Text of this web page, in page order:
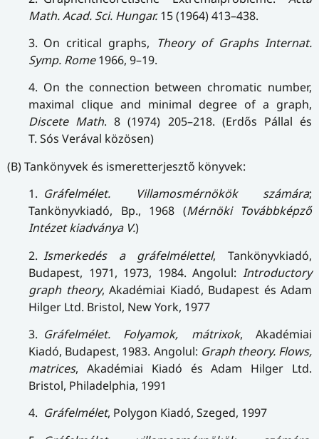
Math. Acad. Sci. Hungar. 15(1964) 413–438.
3. On critical graphs, Theory of Graphs Internat.
Symp. Rome1966, 9–19.
4. On the connection between chromatic number,
maximal clique and minimal degree of a graph,
Discete Math. 8 (1974) 205–218. (Erdős Pállal és
T. Sós Verával közösen)
(B) Tankönyvek és ismeretterjesztő könyvek:
1. Gráfelmélet. Villamosmérnökök számára;
Tankönyvkiadó, Bp., 1968 (Mérnöki Továbbképző
Intézet kiadványa V.)
2. Ismerkedés a gráfelmélettel, Tankönyvkiadó,
Budapest, 1971, 1973, 1984. Angolul: Introductory
graph theory, Akadémiai Kiadó, Budapest és Adam
Hilger Ltd. Bristol, New York, 1977
3. Gráfelmélet. Folyamok, mátrixok, Akadémiai
Kiadó, Budapest, 1983. Angolul: Graph theory. Flows,
matrices, Akadémiai Kiadó és Adam Hilger Ltd.
Bristol, Philadelphia, 1991
4. Gráfelmélet, Polygon Kiadó, Szeged, 1997